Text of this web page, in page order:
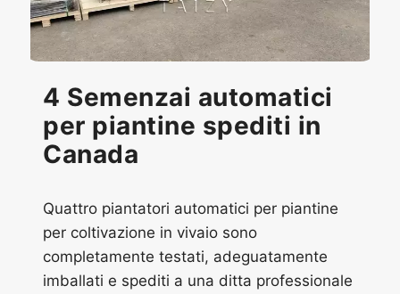
4 Semenzai automatici
per piantine spediti in
Canada
Quattro piantatori automatici per piantine
per coltivazione in vivaio sono
completamente testati, adeguatamente
imballati e spediti a una ditta professionale